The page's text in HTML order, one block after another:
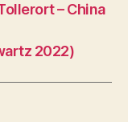
– China
2022)